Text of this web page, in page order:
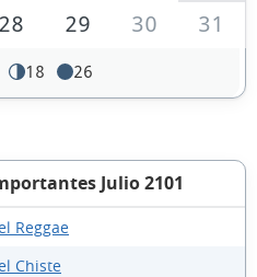
28 29 30 31
18 26
Julio 2101
Reggae
Chiste